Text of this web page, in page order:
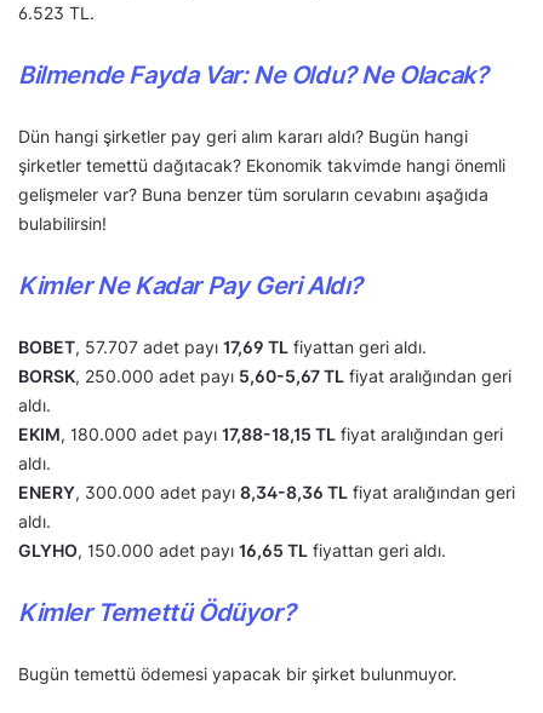
6.523 TL.
Bilmende Fayda Var: Ne Oldu? Ne Olacak?
Dün hangi şirketler pay geri alım kararı aldı? Bugün hangi
şirketler temettü dağıtacak? Ekonomik takvimde hangi önemli
gelişmeler var? Buna benzer tüm soruların cevabını aşağıda
bulabilirsin!
Kimler Ne Kadar Pay Geri Aldı?
BOBET, 57.707 adet payı 17,69 TL fiyattan geri aldı.
BORSK, 250.000 adet payı 5,60-5,67 TL fiyat aralığından geri
aldı.
EKIM, 180.000 adet payı 17,88-18,15 TL fiyat aralığından geri
aldı.
ENERY, 300.000 adet payı 8,34-8,36 TL fiyat aralığından geri
aldı.
GLYHO, 150.000 adet payı 16,65 TL fiyattan geri aldı.
Kimler Temettü Ödüyor?
Bugün temettü ödemesi yapacak bir şirket bulunmuyor.